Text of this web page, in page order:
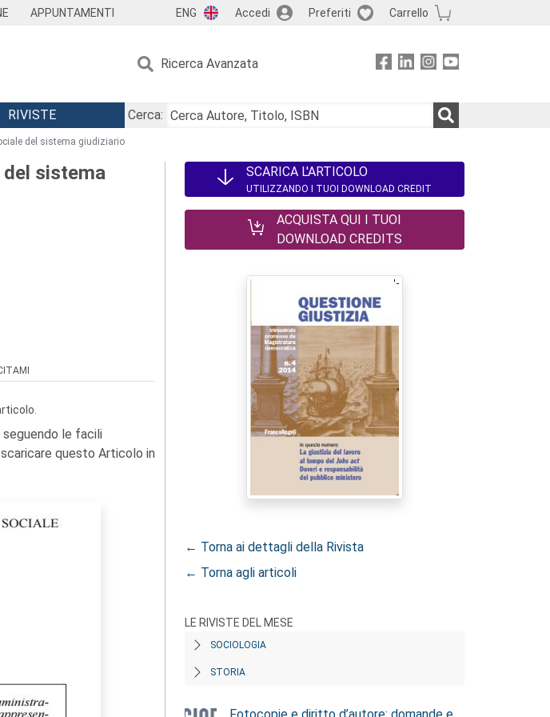
APPUNTAMENTI ENG Accedi Preferiti Carrello
Ricerca Avanzata
RIVISTE
Cerca:
del sistema giudiziario
sistema
le facili
questo Articolo in
SCARICA L'ARTICOLO
UTILIZZANDO I TUOI DOWNLOAD CREDIT
ACQUISTA QUI I TUOI
DOWNLOAD CREDITS
← Torna ai dettagli della Rivista
← Torna agli articoli
LE RIVISTE DEL MESE
SOCIOLOGIA
STORIA